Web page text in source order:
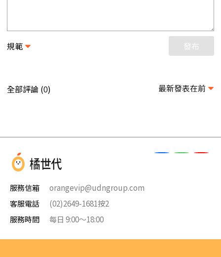
規範 發布
全部評論 (0) 最新發表在前
服務信箱
orangevip@udngroup.com
客服電話
(02)2649-1681按2
服務時間
每日 9:00～18:00